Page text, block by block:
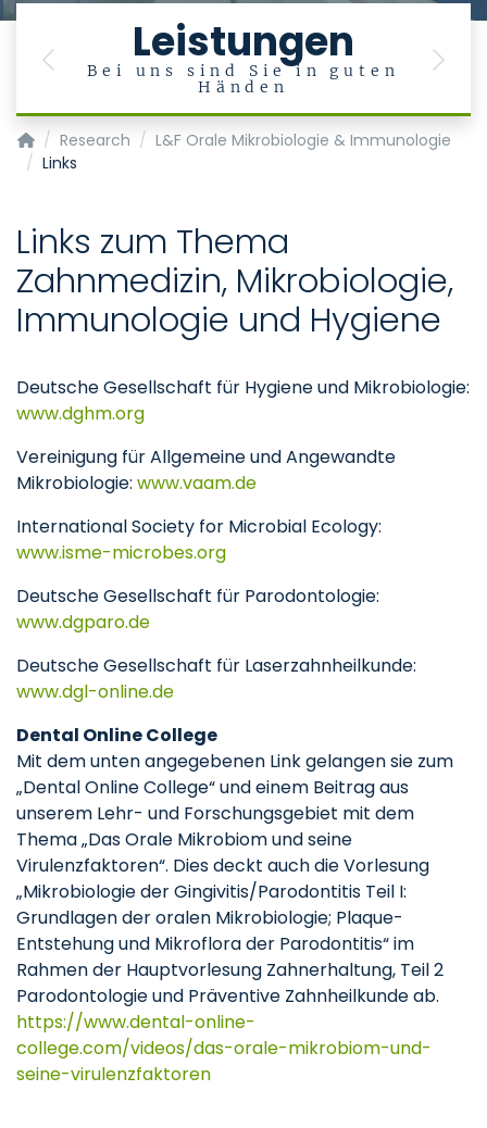
Leistungen
Bei uns sind Sie in guten
Händen
Previous Next
Klinik für Zahnerhaltung, Parodontologie und Präventive
Research
L&F Orale Mikrobiologie & Immunologie
Links
Links zum Thema
Zahnmedizin, Mikrobiologie,
Immunologie und Hygiene
Deutsche Gesellschaft für Hygiene und Mikrobiologie:
www.dghm.org
Vereinigung für Allgemeine und Angewandte
Mikrobiologie: www.vaam.de
International Society for Microbial Ecology:
www.isme-microbes.org
Deutsche Gesellschaft für Parodontologie:
www.dgparo.de
Deutsche Gesellschaft für Laserzahnheilkunde:
www.dgl-online.de
Dental Online College
Mit dem unten angegebenen Link gelangen sie zum
„Dental Online College“ und einem Beitrag aus
unserem Lehr- und Forschungsgebiet mit dem
Thema „Das Orale Mikrobiom und seine
Virulenzfaktoren“. Dies deckt auch die Vorlesung
„Mikrobiologie der Gingivitis/Parodontitis Teil I:
Grundlagen der oralen Mikrobiologie; Plaque-
Entstehung und Mikroflora der Parodontitis“ im
Rahmen der Hauptvorlesung Zahnerhaltung, Teil 2
Parodontologie und Präventive Zahnheilkunde ab.
https://www.dental-online-
college.com/videos/das-orale-mikrobiom-und-
seine-virulenzfaktoren